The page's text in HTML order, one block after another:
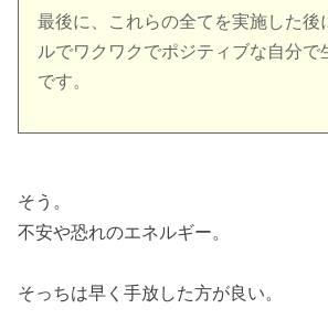
最後に、これらの全てを実施した後
ルでワクワクでポジティブな自分で
です。
そう。
不安や恐れのエネルギー。
そっちは早く手放した方が良い。